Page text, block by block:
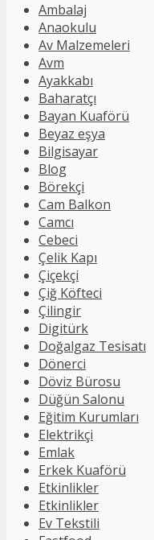
Ambalaj
Anaokulu
Av Malzemeleri
Avm
Ayakkabı
Baharatçı
Bayan Kuaförü
Beyaz eşya
Bilgisayar
Blog
Börekçi
Cam Balkon
Camcı
Cebeci
Çelik Kapı
Çiçekçi
Çiğ Köfteci
Çilingir
Digitürk
Doğalgaz Tesisatı
Dönerci
Döviz Bürosu
Düğün Salonu
Eğitim Kurumları
Elektrikçi
Emlak
Erkek Kuaförü
Etkinlikler
Etkinlikler
Ev Tekstili